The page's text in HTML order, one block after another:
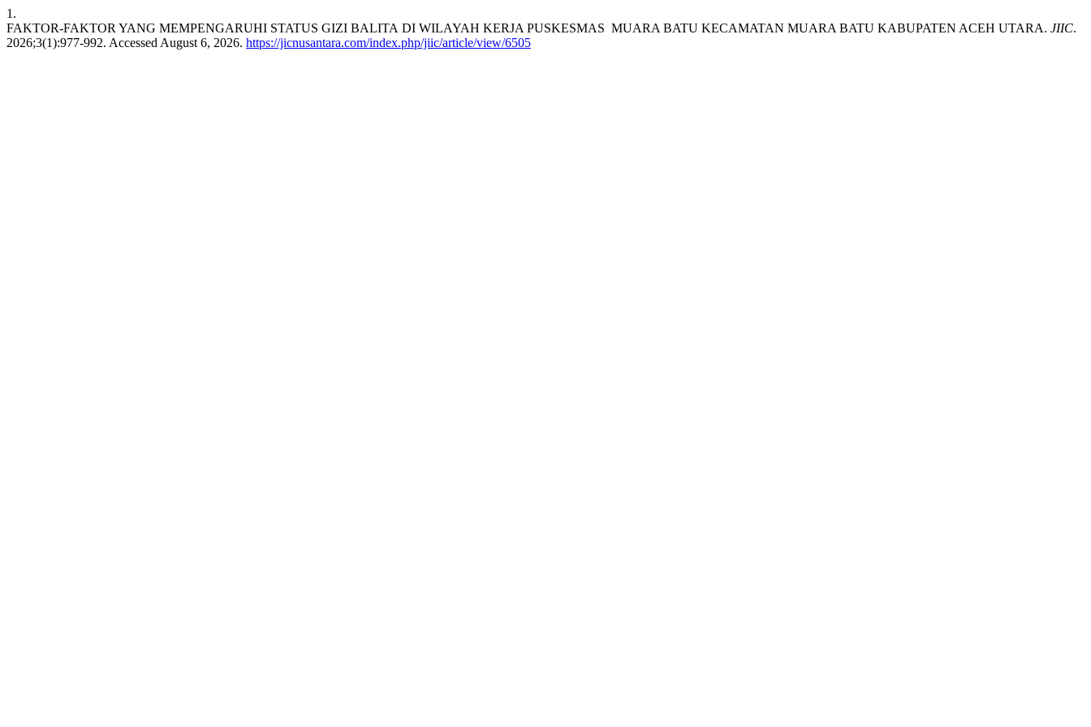
1.
FAKTOR-FAKTOR YANG MEMPENGARUHI STATUS GIZI BALITA DI WILAYAH KERJA PUSKESMAS MUARA BATU KECAMATAN MUARA BATU KABUPATEN ACEH UTARA. JIIC.
2026;3(1):977-992. Accessed August 6, 2026. https://jicnusantara.com/index.php/jiic/article/view/6505